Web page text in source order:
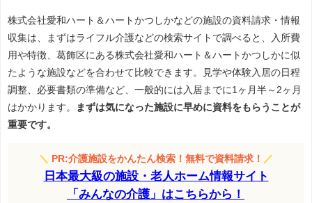
株式会社愛和ハート＆ハートかつしかなどの施設の資料請求・情報
収集は、まずはライフル介護などの検索サイトで調べると、入所費
用や特徴、葛飾区にある株式会社愛和ハート＆ハートかつしかに似
たような施設などを合わせて比較できます。見学や体験入居の日程
調整、必要書類の準備など、一般的には入居までに1ヶ月半～2ヶ月
はかかります。
まずは気になった施設に早めに資料をもらうことが
重要です。
＼ PR:介護施設をかんたん検索！無料で資料請求！ ／
日本最大級の施設・老人ホーム情報サイト
「みんなの介護」はこちらから！